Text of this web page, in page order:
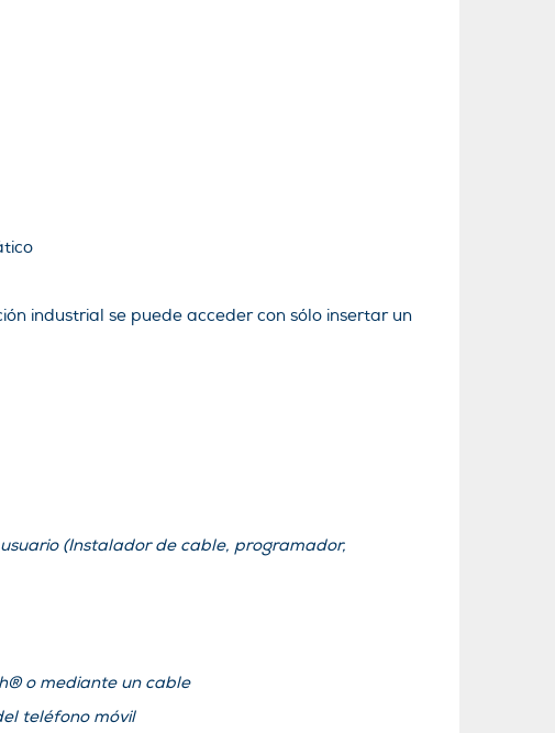
industrial se puede acceder con sólo insertar un
(Instalador de cable, programador,
o mediante un cable
teléfono móvil